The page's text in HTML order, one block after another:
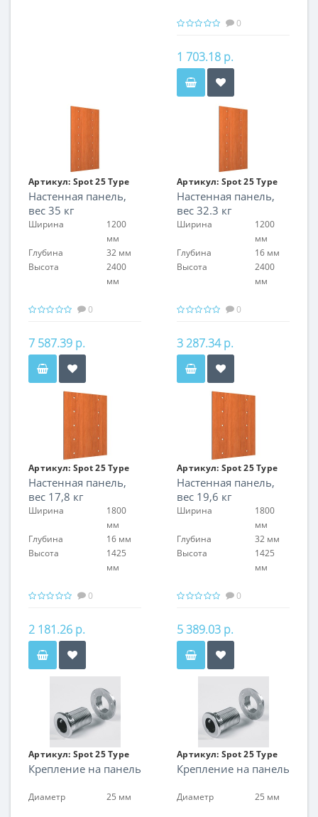
0
1 703.18 р.
Артикул: Spot 25 Type
04/2
Настенная панель,
вес 35 кг
Ширина
1200
мм
Глубина
32 мм
Высота
2400
мм
0
7 587.39 р.
Артикул: Spot 25 Type
04/2
Настенная панель,
вес 32.3 кг
Ширина
1200
мм
Глубина
16 мм
Высота
2400
мм
0
3 287.34 р.
Артикул: Spot 25 Type
05
Настенная панель,
вес 17,8 кг
Ширина
1800
мм
Глубина
16 мм
Высота
1425
мм
0
2 181.26 р.
Артикул: Spot 25 Type
05
Настенная панель,
вес 19,6 кг
Ширина
1800
мм
Глубина
32 мм
Высота
1425
мм
0
5 389.03 р.
Артикул: Spot 25 Type
06
Крепление на панель
Диаметр 25 мм
Артикул: Spot 25 Type
06
Крепление на панель
Диаметр 25 мм